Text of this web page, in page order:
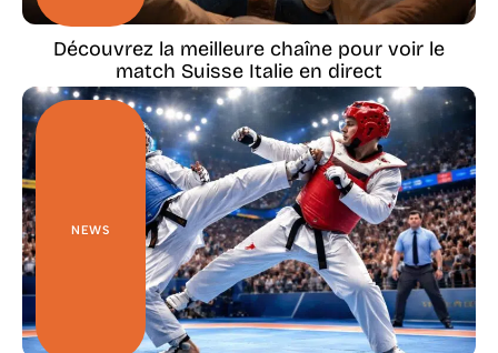
Découvrez la meilleure chaîne pour voir le
match Suisse Italie en direct
NEWS